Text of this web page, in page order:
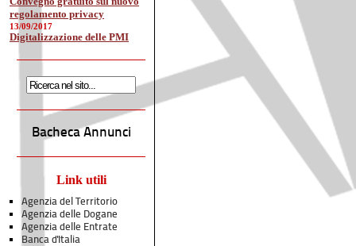
regolamento privacy
13/09/2017
Digitalizzazione delle PMI
Bacheca Annunci
Link utili
Agenzia del Territorio
Agenzia delle Dogane
Agenzia delle Entrate
Banca d'Italia